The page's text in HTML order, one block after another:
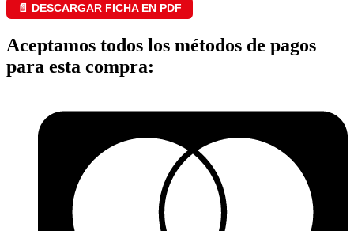
📄 DESCARGAR FICHA EN PDF
Aceptamos todos los métodos de pagos
para esta compra: